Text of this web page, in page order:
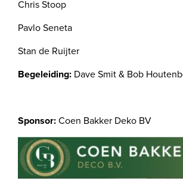
Chris Stoop
Pavlo Seneta
Stan de Ruijter
Begeleiding: Dave Smit & Bob
Sponsor:Coen Bakker Deko BV